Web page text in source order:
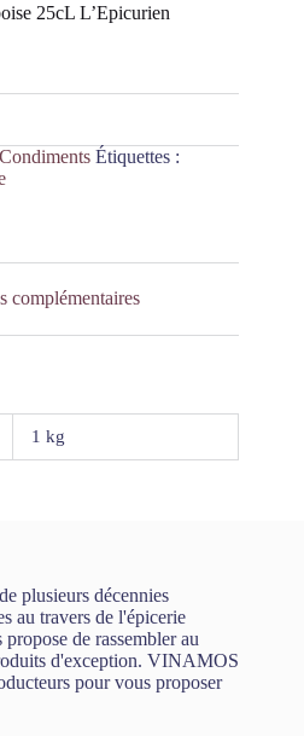
25cL L’Epicurien
Condiments Étiquettes :
complémentaires
1 kg
plusieurs décennies
au travers de l'épicerie
de rassembler au
d'exception. VINAMOS
pour vous proposer